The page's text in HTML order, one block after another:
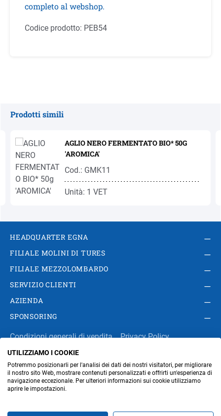
completo al webshop.
Codice prodotto: PEB54
Prodotti simili
AGLIO NERO FERMENTATO BIO* 50G
'AROMICA'
Cod.: GMK11
Unità: 1 VET
HEADQUARTER EGNA
FILIALE MOLINI DI TURES
FILIALE MEZZOLOMBARDO
SERVIZIO CLIENTI
AZIENDA
SPONSORING
Condizioni generali di vendita
Privacy Policy
Impressum
Modifica impostazioni dei cookie
Amministrazione
UTILIZZIAMO I COOKIE
Potremmo posizionarli per l'analisi dei dati dei nostri visitatori, per migliorare
il nostro sito Web, mostrare contenuti personalizzati e offrirti un'esperienza di
navigazione eccezionale. Per ulteriori informazioni sui cookie utilizziamo
aprire le impostazioni.